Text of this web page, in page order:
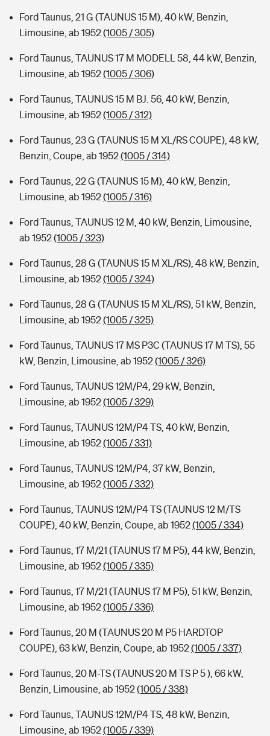
Ford Taunus, 21 G (TAUNUS 15 M), 40 kW, Benzin,
Limousine, ab 1952(1005 / 305)
Ford Taunus, TAUNUS 17 M MODELL 58, 44 kW, Benzin,
Limousine, ab 1952(1005 / 306)
Ford Taunus, TAUNUS 15 M BJ. 56, 40 kW, Benzin,
Limousine, ab 1952(1005 / 312)
Ford Taunus, 23 G (TAUNUS 15 M XL/RS COUPE), 48 kW,
Benzin, Coupe, ab 1952(1005 / 314)
Ford Taunus, 22 G (TAUNUS 15 M), 40 kW, Benzin,
Limousine, ab 1952(1005 / 316)
Ford Taunus, TAUNUS 12 M, 40 kW, Benzin, Limousine,
ab 1952(1005 / 323)
Ford Taunus, 28 G (TAUNUS 15 M XL/RS), 48 kW, Benzin,
Limousine, ab 1952(1005 / 324)
Ford Taunus, 28 G (TAUNUS 15 M XL/RS), 51 kW, Benzin,
Limousine, ab 1952(1005 / 325)
Ford Taunus, TAUNUS 17 MS P3C (TAUNUS 17 M TS), 55
kW, Benzin, Limousine, ab 1952(1005 / 326)
Ford Taunus, TAUNUS 12M/P4, 29 kW, Benzin,
Limousine, ab 1952(1005 / 329)
Ford Taunus, TAUNUS 12M/P4 TS, 40 kW, Benzin,
Limousine, ab 1952(1005 / 331)
Ford Taunus, TAUNUS 12M/P4, 37 kW, Benzin,
Limousine, ab 1952(1005 / 332)
Ford Taunus, TAUNUS 12M/P4 TS (TAUNUS 12 M/TS
COUPE), 40 kW, Benzin, Coupe, ab 1952(1005 / 334)
Ford Taunus, 17 M/21 (TAUNUS 17 M P5), 44 kW, Benzin,
Limousine, ab 1952(1005 / 335)
Ford Taunus, 17 M/21 (TAUNUS 17 M P5), 51 kW, Benzin,
Limousine, ab 1952(1005 / 336)
Ford Taunus, 20 M (TAUNUS 20 M P5 HARDTOP
COUPE), 63 kW, Benzin, Coupe, ab 1952(1005 / 337)
Ford Taunus, 20 M-TS (TAUNUS 20 M TS P 5 ), 66 kW,
Benzin, Limousine, ab 1952(1005 / 338)
Ford Taunus, TAUNUS 12M/P4 TS, 48 kW, Benzin,
Limousine, ab 1952(1005 / 339)